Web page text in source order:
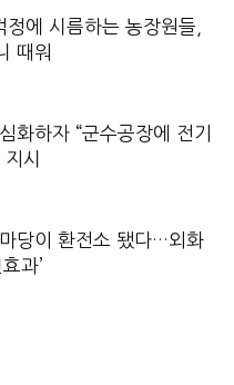
정에 시름하는 농장원들,
때워
화하자 “군수공장에 전기
시
당이 환전소 됐다…외화
과’